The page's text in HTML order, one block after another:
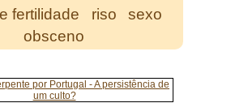
fertilidade
riso
sexo
obsceno